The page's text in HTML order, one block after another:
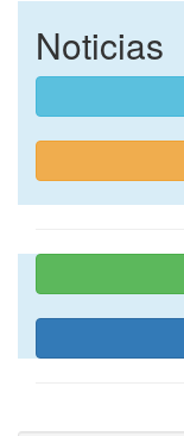
Noticias